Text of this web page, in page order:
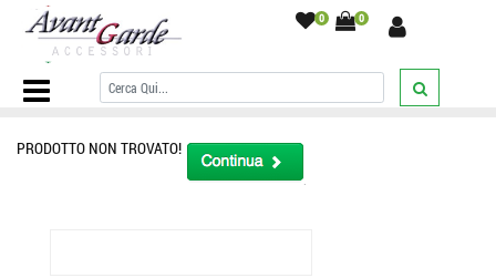
0 0
Home Page/CINTURA UOMO PELLE Made ITALY NUOVI ARRIVI
CINTURE FUXIA GIALLA VERDE BEIGE AVIO
PRODOTTO NON TROVATO!